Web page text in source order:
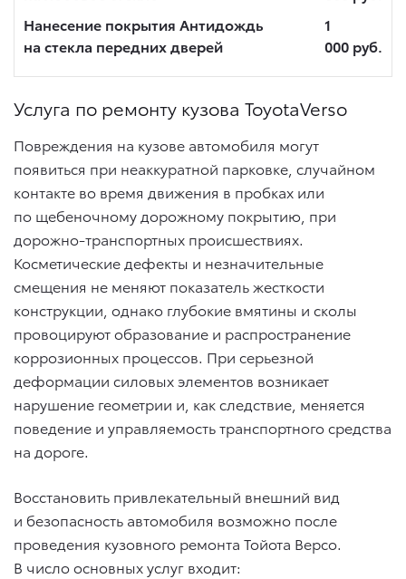
Нанесение покрытия Антидождь
на стекла передних дверей
1
000 руб.
Услуга по ремонту кузова ToyotaVerso
Повреждения на кузове автомобиля могут
появиться при неаккуратной парковке, случайном
контакте во время движения в пробках или
по щебеночному дорожному покрытию, при
дорожно-транспортных происшествиях.
Косметические дефекты и незначительные
смещения не меняют показатель жесткости
конструкции, однако глубокие вмятины и сколы
провоцируют образование и распространение
коррозионных процессов. При серьезной
деформации силовых элементов возникает
нарушение геометрии и, как следствие, меняется
поведение и управляемость транспортного средства
на дороге.
Восстановить привлекательный внешний вид
и безопасность автомобиля возможно после
проведения кузовного ремонта Тойота Версо.
В число основных услуг входит: